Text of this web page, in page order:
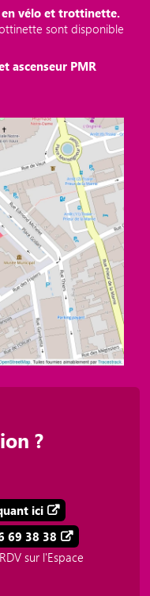
en vélo et trottinette.
sont disponible
ascenseur PMR
?
ici
69 38 38
sur l'Espace